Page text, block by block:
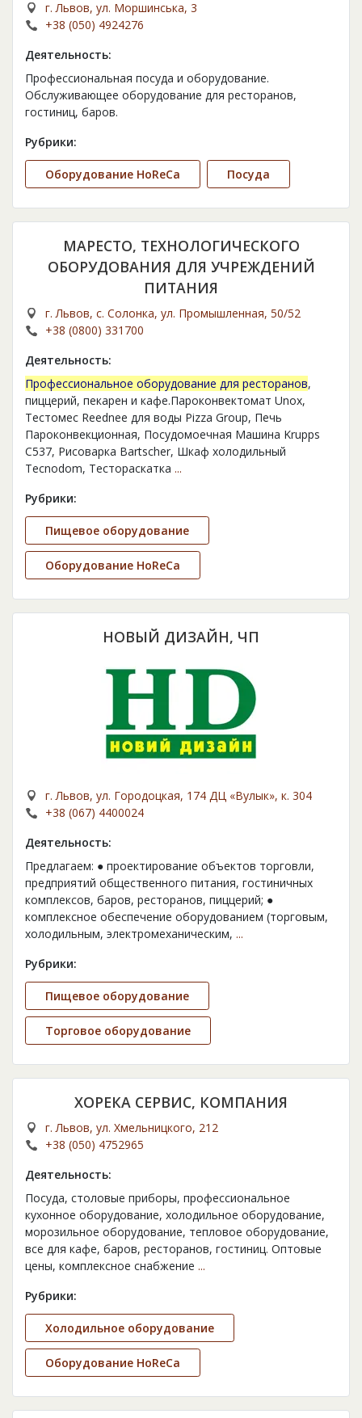
г. Львов, ул. Моршинська, 3
+38 (050) 4924276
Деятельность:
Профессиональная посуда и оборудование.
Обслуживающее оборудование для ресторанов,
гостиниц, баров.
Рубрики:
Оборудование HoReCa Посуда
МАРЕСТО, ТЕХНОЛОГИЧЕСКОГО
ОБОРУДОВАНИЯ ДЛЯ УЧРЕЖДЕНИЙ
ПИТАНИЯ
г. Львов, с. Солонка, ул. Промышленная, 50/52
+38 (0800) 331700
Деятельность:
Профессиональное оборудование для ресторанов,
пиццерий, пекарен и кафе.Пароконвектомат Unox,
Тестомес Reednee для воды Pizza Group, Печь
Пароконвекционная, Посудомоечная Машина Krupps
C537, Рисоварка Bartscher, Шкаф холодильный
Tecnodom, Тестораскатка ...
Рубрики:
Пищевое оборудование
Оборудование HoReCa
НОВЫЙ ДИЗАЙН, ЧП
г. Львов, ул. Городоцкая, 174 ДЦ «Вулык», к. 304
+38 (067) 4400024
Деятельность:
Предлагаем: ● проектирование объектов торговли,
предприятий общественного питания, гостиничных
комплексов, баров, ресторанов, пиццерий; ●
комплексное обеспечение оборудованием (торговым,
холодильным, электромеханическим, ...
Рубрики:
Пищевое оборудование
Торговое оборудование
ХОРЕКА СЕРВИС, КОМПАНИЯ
г. Львов, ул. Хмельницкого, 212
+38 (050) 4752965
Деятельность:
Посуда, столовые приборы, профессиональное
кухонное оборудование, холодильное оборудование,
морозильное оборудование, тепловое оборудование,
все для кафе, баров, ресторанов, гостиниц. Оптовые
цены, комплексное снабжение ...
Рубрики:
Холодильное оборудование
Оборудование HoReCa